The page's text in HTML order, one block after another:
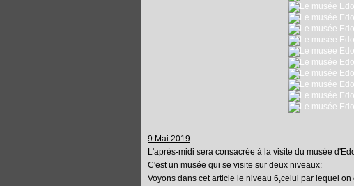
9 Mai 2019:
L'après-midi sera consacrée à la visite du musée
C'est un musée qui se visite sur deux niveaux:
Voyons dans cet article le niveau 6,celui par lequel